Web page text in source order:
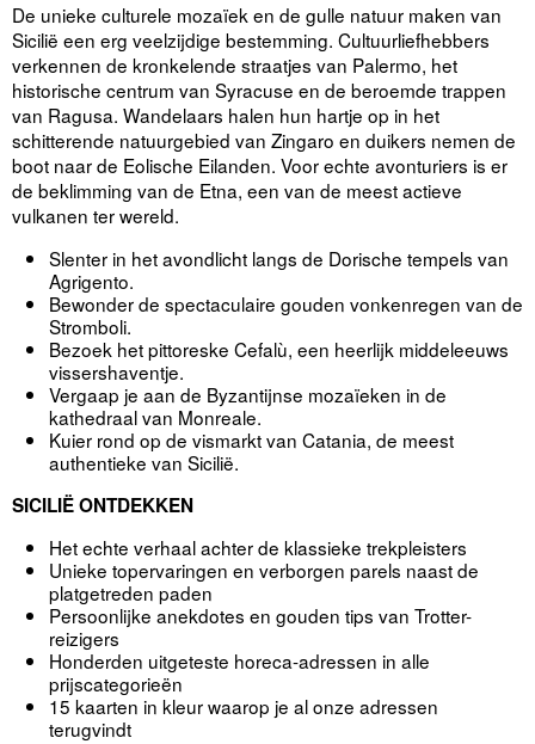
De unieke culturele mozaïek en de gulle natuur maken van
Sicilië een erg veelzijdige bestemming. Cultuurliefhebbers
verkennen de kronkelende straatjes van Palermo, het
historische centrum van Syracuse en de beroemde trappen
van Ragusa. Wandelaars halen hun hartje op in het
schitterende natuurgebied van Zingaro en duikers nemen de
boot naar de Eolische Eilanden. Voor echte avonturiers is er
de beklimming van de Etna, een van de meest actieve
vulkanen ter wereld.
Slenter in het avondlicht langs de Dorische tempels van
Agrigento.
Bewonder de spectaculaire gouden vonkenregen van de
Stromboli.
Bezoek het pittoreske Cefalù, een heerlijk middeleeuws
vissershaventje.
Vergaap je aan de Byzantijnse mozaïeken in de
kathedraal van Monreale.
Kuier rond op de vismarkt van Catania, de meest
authentieke van Sicilië.
SICILIË ONTDEKKEN
Het echte verhaal achter de klassieke trekpleisters
Unieke topervaringen en verborgen parels naast de
platgetreden paden
Persoonlijke anekdotes en gouden tips van Trotter-
reizigers
Honderden uitgeteste horeca-adressen in alle
prijscategorieën
15 kaarten in kleur waarop je al onze adressen
terugvindt